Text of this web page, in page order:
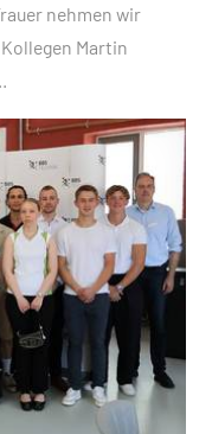
nehmen wir
Martin